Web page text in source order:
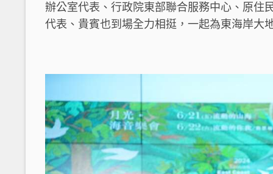
辦公室代表、行政院東部聯合服務中心、原住
代表、貴賓也到場全力相挺，一起為東海岸大